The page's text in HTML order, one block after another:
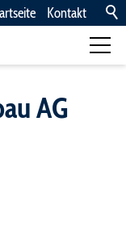
Kontakt
AG